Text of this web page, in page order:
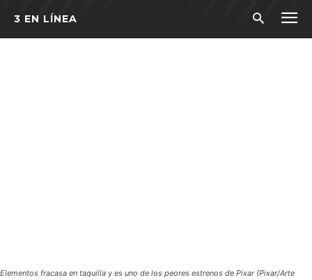
3 EN LÍNEA
Elementos fracasa en taquilla y es uno de los peores estrenos de Pixar (Pixar/Arte